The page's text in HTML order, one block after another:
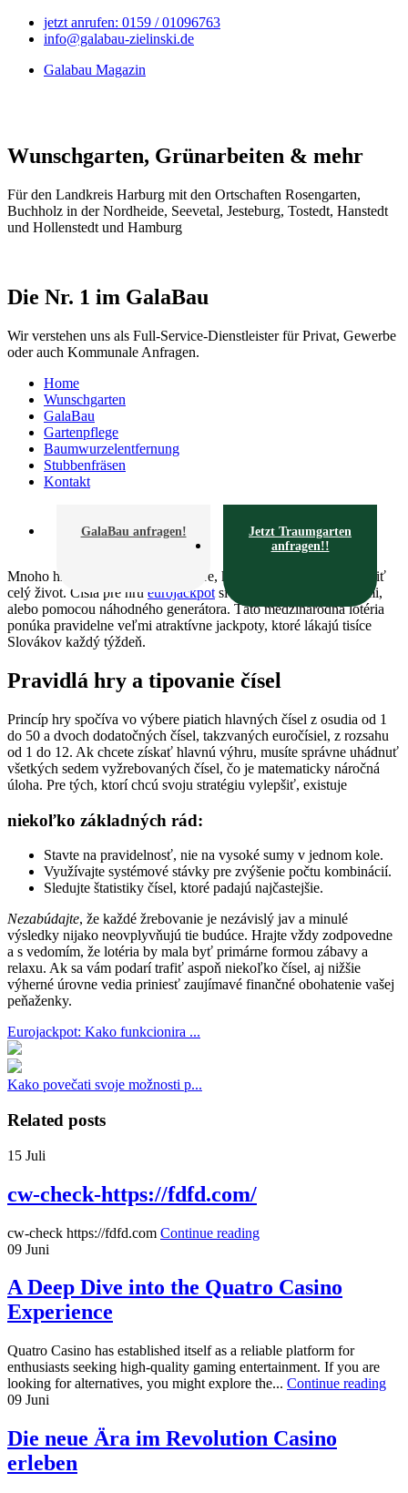
jetzt anrufen: 0159 / 01096763
info@galabau-zielinski.de
Galabau Magazin
Wunschgarten, Grünarbeiten & mehr
Für den Landkreis Harburg mit den Ortschaften Rosengarten,
Buchholz in der Nordheide, Seevetal, Jesteburg, Tostedt, Hanstedt
und Hollenstedt und Hamburg
Die Nr. 1 im GalaBau
Wir verstehen uns als Full-Service-Dienstleister für Privat, Gewerbe
oder auch Kommunale Anfragen.
Home
Wunschgarten
GalaBau
Gartenpflege
Baumwurzelentfernung
Stubbenfräsen
Kontakt
GalaBau anfragen!
Jetzt Traumgarten
anfragen!!
Mnoho hráčov sníva o veľkej výhre, ktorá by im dokázala zmeniť
celý život. Čísla pre hru eurojackpot si môžete vyberať buď sami,
alebo pomocou náhodného generátora. Táto medzinárodná lotéria
ponúka pravidelne veľmi atraktívne jackpoty, ktoré lákajú tisíce
Slovákov každý týždeň.
Pravidlá hry a tipovanie čísel
Princíp hry spočíva vo výbere piatich hlavných čísel z osudia od 1
do 50 a dvoch dodatočných čísel, takzvaných euročísiel, z rozsahu
od 1 do 12. Ak chcete získať hlavnú výhru, musíte správne uhádnuť
všetkých sedem vyžrebovaných čísel, čo je matematicky náročná
úloha. Pre tých, ktorí chcú svoju stratégiu vylepšiť, existuje
niekoľko základných rád:
Stavte na pravidelnosť, nie na vysoké sumy v jednom kole.
Využívajte systémové stávky pre zvýšenie počtu kombinácií.
Sledujte štatistiky čísel, ktoré padajú najčastejšie.
Nezabúdajte, že každé žrebovanie je nezávislý jav a minulé
výsledky nijako neovplyvňujú tie budúce. Hrajte vždy zodpovedne
a s vedomím, že lotéria by mala byť primárne formou zábavy a
relaxu. Ak sa vám podarí trafiť aspoň niekoľko čísel, aj nižšie
výherné úrovne vedia priniesť zaujímavé finančné obohatenie vašej
peňaženky.
Eurojackpot: Kako funkcionira ...
Kako povečati svoje možnosti p...
Related posts
15 Juli
cw-check-https://fdfd.com/
cw-check https://fdfd.com Continue reading
09 Juni
A Deep Dive into the Quatro Casino
Experience
Quatro Casino has established itself as a reliable platform for
enthusiasts seeking high-quality gaming entertainment. If you are
looking for alternatives, you might explore the... Continue reading
09 Juni
Die neue Ära im Revolution Casino
erleben